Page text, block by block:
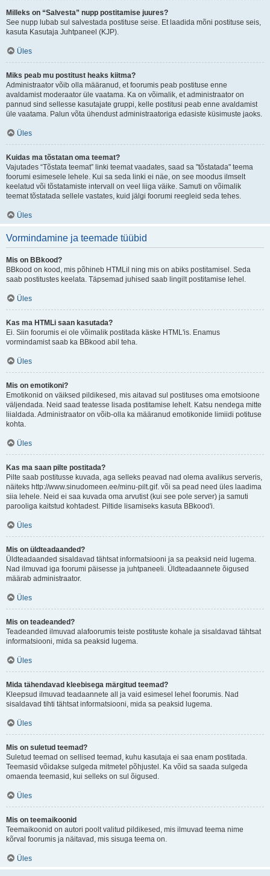
Milleks on “Salvesta” nupp postitamise juures?
See nupp lubab sul salvestada postituse seise. Et laadida mõni postituse seis,
kasuta Kasutaja Juhtpaneel (KJP).
Üles
Miks peab mu postitust heaks kiitma?
Administraator võib olla määranud, et foorumis peab postituse enne
avaldamist moderaator üle vaatama. Ka on võimalik, et administraator on
pannud sind sellesse kasutajate gruppi, kelle postitusi peab enne avaldamist
üle vaatama. Palun võta ühendust administraatoriga edasiste küsimuste jaoks.
Üles
Kuidas ma tõstatan oma teemat?
Vajutades “Tõstata teemat” linki teemat vaadates, saad sa "tõstatada" teema
foorumi esimesele lehele. Kui sa seda linki ei näe, on see moodus ilmselt
keelatud või tõstatamiste intervall on veel liiga väike. Samuti on võimalik
teemat tõstatada sellele vastates, kuid jälgi foorumi reegleid seda tehes.
Üles
Vormindamine ja teemade tüübid
Mis on BBkood?
BBkood on kood, mis põhineb HTMLil ning mis on abiks postitamisel. Seda
saab postitustes keelata. Täpsemad juhised saab lingilt postitamise lehel.
Üles
Kas ma HTMLi saan kasutada?
Ei. Siin foorumis ei ole võimalik postitada käske HTML'is. Enamus
vormindamist saab ka BBkood abil teha.
Üles
Mis on emotikoni?
Emotikonid on väiksed pildikesed, mis aitavad sul postituses oma emotsioone
väljendada. Neid saad teatesse lisada postitamise lehelt. Katsu nendega mitte
liialdada. Administraator on võib-olla ka määranud emotikonide limiidi potituse
kohta.
Üles
Kas ma saan pilte postitada?
Pilte saab postitusse kuvada, aga selleks peavad nad olema avalikus serveris,
näiteks http://www.sinudomeen.ee/minu-pilt.gif. või sa pead need üles laadima
siia lehele. Neid ei saa kuvada oma arvutist (kui see pole server) ja samuti
parooliga kaitstud kohtadest. Piltide lisamiseks kasuta BBkood'i.
Üles
Mis on üldteadaanded?
Üldteadaanded sisaldavad tähtsat informatsiooni ja sa peaksid neid lugema.
Nad ilmuvad iga foorumi päisesse ja juhtpaneeli. Üldteadaannete õigused
määrab administraator.
Üles
Mis on teadeanded?
Teadeanded ilmuvad alafoorumis teiste postituste kohale ja sisaldavad tähtsat
informatsiooni, mida sa peaksid lugema.
Üles
Mida tähendavad kleebisega märgitud teemad?
Kleepsud ilmuvad teadaannete all ja vaid esimesel lehel foorumis. Nad
sisaldavad tihti tähtsat informatsiooni, mida sa peaksid lugema.
Üles
Mis on suletud teemad?
Suletud teemad on sellised teemad, kuhu kasutaja ei saa enam postitada.
Teemasid võidakse sulgeda mitmetel põhjustel. Ka võid sa saada sulgeda
omaenda teemasid, kui selleks on sul õigused.
Üles
Mis on teemaikoonid
Teemaikoonid on autori poolt valitud pildikesed, mis ilmuvad teema nime
kõrval foorumis ja näitavad, mis sisuga teema on.
Üles